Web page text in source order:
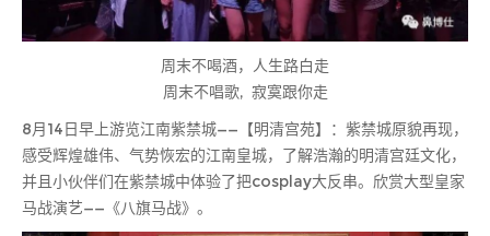
周末不喝酒，人生路白走
周末不唱歌, 寂寞跟你走
8月14日早上游览江南紫禁城——【明清宫苑】：紫禁城原貌再现，
感受辉煌雄伟、气势恢宏的江南皇城，了解浩瀚的明清宫廷文化，
并且小伙伴们在紫禁城中体验了把cosplay大反串。欣赏大型皇家
马战演艺——《八旗马战》。